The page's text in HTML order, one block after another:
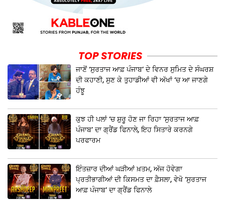
TOP STORIES
ਜਾਣੋਂ ‘ਸੁਰਤਾਜ ਆਫ਼ ਪੰਜਾਬ’ ਦੇ ਵਿਨਰ ਸੁਮਿਤ ਦੇ ਸੰਘਰਸ਼
ਦੀ ਕਹਾਣੀ, ਸੁਣ ਕੇ ਤੁਹਾਡੀਆਂ ਵੀ ਅੱਖਾਂ ‘ਚ ਆ ਜਾਣਗੇ
ਹੰਝੂ
ਕੁਝ ਹੀ ਪਲਾਂ ‘ਚ ਸ਼ੁਰੂ ਹੋਣ ਜਾ ਰਿਹਾ ‘ਸੁਰਤਾਜ ਆਫ਼
ਪੰਜਾਬ’ ਦਾ ਗ੍ਰੈਂਡ ਫਿਨਾਲੇ, ਇਹ ਸਿਤਾਰੇ ਕਰਨਗੇ
ਪਰਫਾਰਮ
ਇੰਤਜ਼ਾਰ ਦੀਆਂ ਘੜੀਆਂ ਖ਼ਤਮ, ਅੱਜ ਹੋਵੇਗਾ
ਪ੍ਰਤੀਭਾਗੀਆਂ ਦੀ ਕਿਸਮਤ ਦਾ ਫ਼ੈਸਲਾ, ਵੇਖੋ ‘ਸੁਰਤਾਜ
ਆਫ਼ ਪੰਜਾਬ’ ਦਾ ਗ੍ਰੈਂਡ ਫਿਨਾਲੇ